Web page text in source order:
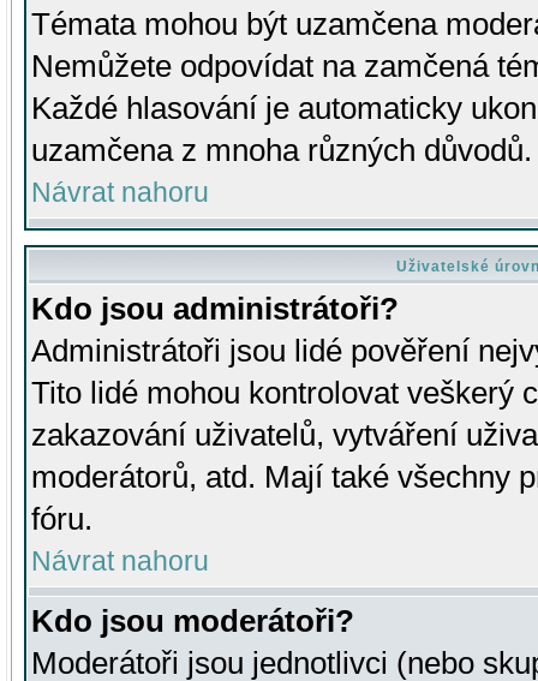
Témata mohou být uzamčena
Nemůžete odpovídat na zamčená
Každé hlasování je automaticky
uzamčena z mnoha různých důvodů.
Návrat nahoru
Uživatelské
Kdo jsou administrátoři?
Administrátoři jsou lidé pověření
Tito lidé mohou kontrolovat veškerý
zakazování uživatelů, vytváření
moderátorů, atd. Mají také všechny
fóru.
Návrat nahoru
Kdo jsou moderátoři?
Moderátoři jsou jednotlivci (nebo